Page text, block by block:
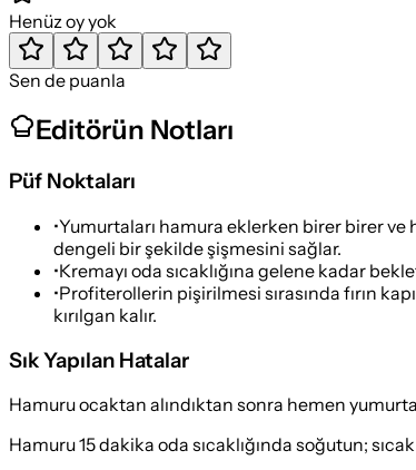
Henüz oy yok
Sen de puanla
Editörün Notları
Püf Noktaları
•Yumurtaları hamura eklerken birer birer ve
dengeli bir şekilde şişmesini sağlar.
•Kremayı oda sıcaklığına gelene kadar
•Profiterollerin pişirilmesi sırasında fırın
kırılgan kalır.
Sık Yapılan Hatalar
Hamuru ocaktan alındıktan sonra hemen
Hamuru 15 dakika oda sıcaklığında soğutun;